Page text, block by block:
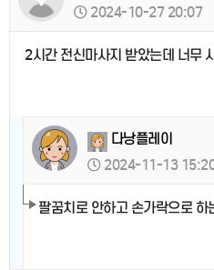
2024-10-27 20:07
2시간 전신마사지 받았는데 너무
다낭플레이
2024-11-13
팔꿈치로 안하고 손가락으로 하